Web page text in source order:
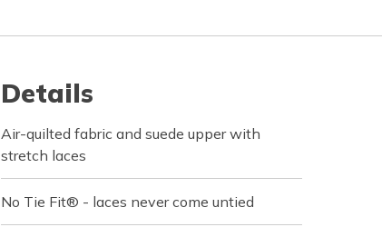
Details
Air-quilted fabric and suede upper with
stretch laces
No Tie Fit® - laces never come untied